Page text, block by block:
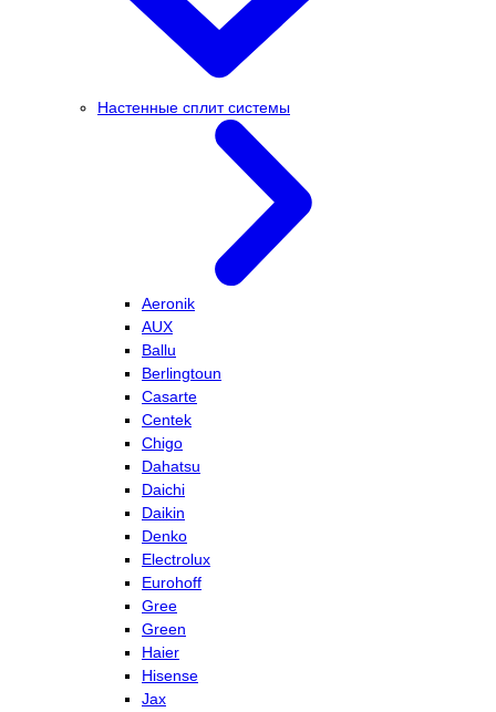
Настенные сплит системы
Aeronik
AUX
Ballu
Berlingtoun
Casarte
Centek
Chigo
Dahatsu
Daichi
Daikin
Denko
Electrolux
Eurohoff
Gree
Green
Haier
Hisense
Jax